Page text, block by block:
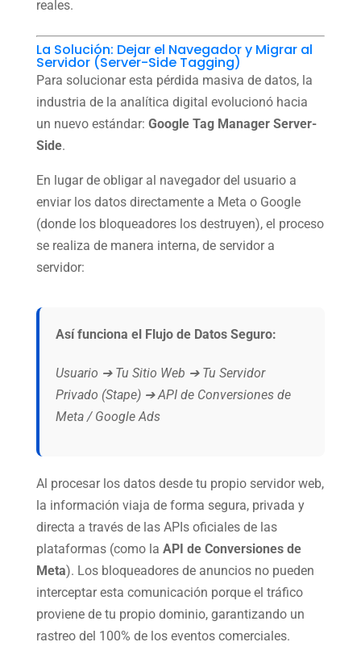
reales.
La Solución: Dejar el Navegador y Migrar al
Servidor (Server-Side Tagging)
Para solucionar esta pérdida masiva de datos, la
industria de la analítica digital evolucionó hacia
un nuevo estándar: Google Tag Manager Server-
Side.
En lugar de obligar al navegador del usuario a
enviar los datos directamente a Meta o Google
(donde los bloqueadores los destruyen), el proceso
se realiza de manera interna, de servidor a
servidor:
Así funciona el Flujo de Datos Seguro:
Usuario ➔ Tu Sitio Web ➔ Tu Servidor
Privado (Stape) ➔ API de Conversiones de
Meta / Google Ads
Al procesar los datos desde tu propio servidor web,
la información viaja de forma segura, privada y
directa a través de las APIs oficiales de las
plataformas (como la API de Conversiones de
Meta). Los bloqueadores de anuncios no pueden
interceptar esta comunicación porque el tráfico
proviene de tu propio dominio, garantizando un
rastreo del 100% de los eventos comerciales.